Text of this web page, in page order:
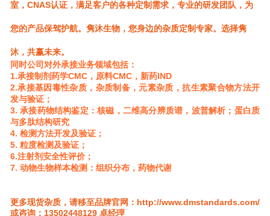
室， CNAS认证，满足客户的各种定制需求，专业的研发团队，为
您的产品保驾护航。隽沐生物，您身边的杂质定制专家。选择隽
沐，共赢未来。
同时公司对外承接业务领域包括：
1.承接制剂药学CMC，原料CMC，新药IND
2.承接基因毒性杂质，杂质制备，元素杂质，抗生素聚合物方法开
发与验证；
3. 承接药物结构鉴定：核磁，二维高分辨质谱，波普解析；蛋白质
与多肽结构研究
4. 检测方法开发及验证；
5. 粒度检测及验证；
6.注射剂安全性评价；
7. 动物生物样本检测：组织分布，药物代谢
更多现货杂质，请移至品牌官网： http://www.dmstandards.com/
或咨询： 13502448129卓经理